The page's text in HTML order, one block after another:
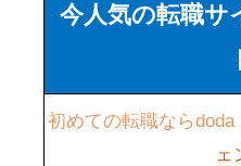
今人気の転職サ
初めての転職なら
ェ